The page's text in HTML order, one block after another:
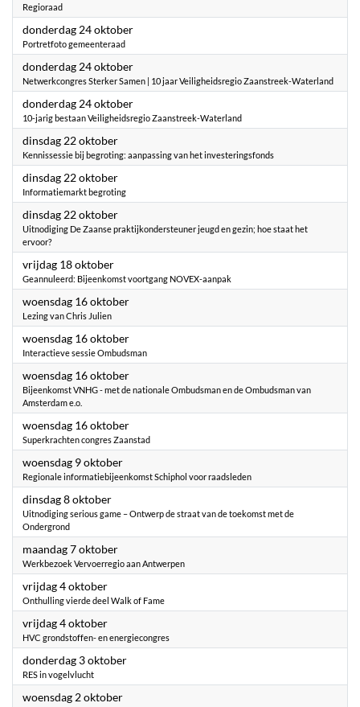
Regioraad
donderdag 24 oktober2024
Portretfoto gemeenteraad
donderdag 24 oktober2024
Netwerkcongres Sterker Samen | 10 jaar Veiligheidsregio Zaanstreek-Waterland
donderdag 24 oktober2024
10-jarig bestaan Veiligheidsregio Zaanstreek-Waterland
dinsdag 22 oktober2024
Kennissessie bij begroting: aanpassing van het investeringsfonds
dinsdag 22 oktober2024
Informatiemarkt begroting
dinsdag 22 oktober2024
Uitnodiging De Zaanse praktijkondersteuner jeugd en gezin; hoe staat het
ervoor?
vrijdag 18 oktober2024
Geannuleerd: Bijeenkomst voortgang NOVEX-aanpak
woensdag 16 oktober2024
Lezing van Chris Julien
woensdag 16 oktober2024
Interactieve sessie Ombudsman
woensdag 16 oktober2024
Bijeenkomst VNHG - met de nationale Ombudsman en de Ombudsman van
Amsterdam e.o.
woensdag 16 oktober2024
Superkrachten congres Zaanstad
woensdag 9 oktober2024
Regionale informatiebijeenkomst Schiphol voor raadsleden
dinsdag 8 oktober2024
Uitnodiging serious game – Ontwerp de straat van de toekomst met de
Ondergrond
maandag 7 oktober2024
Werkbezoek Vervoerregio aan Antwerpen
vrijdag 4 oktober2024
Onthulling vierde deel Walk of Fame
vrijdag 4 oktober2024
HVC grondstoffen- en energiecongres
donderdag 3 oktober2024
RES in vogelvlucht
woensdag 2 oktober2024